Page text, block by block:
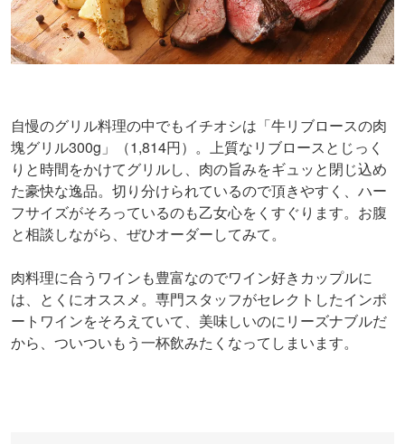
自慢のグリル料理の中でもイチオシは「牛リブロースの肉
塊グリル300g」（1,814円）。上質なリブロースとじっく
りと時間をかけてグリルし、肉の旨みをギュッと閉じ込め
た豪快な逸品。切り分けられているので頂きやすく、ハー
フサイズがそろっているのも乙女心をくすぐります。お腹
と相談しながら、ぜひオーダーしてみて。
肉料理に合うワインも豊富なのでワイン好きカップルに
は、とくにオススメ。専門スタッフがセレクトしたインポ
ートワインをそろえていて、美味しいのにリーズナブルだ
から、ついついもう一杯飲みたくなってしまいます。